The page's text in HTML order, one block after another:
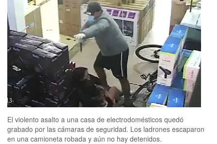
El violento asalto a una casa de electrodomésticos quedó
grabado por las cámaras de seguridad. Los ladrones escaparon
en una camioneta robada y aún no hay detenidos.